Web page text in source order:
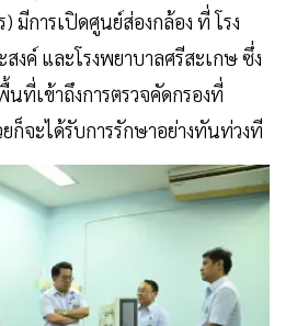
มีการเปิดศูนย์ส่องกล้อง ที่ โรง
งค์ และโรงพยาบาลศรีสะเกษ ซึ่ง
ที่เข้าถึงการตรวจคัดกรองที่
ก็จะได้รับการรักษาอย่างทันท่วงที